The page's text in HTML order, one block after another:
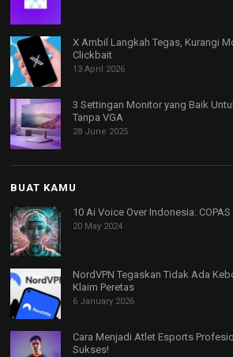
X Ambil Langkah Tegas, Kurangi
Clickbait
13 April 2026
3 Settingan Monitor yang Baik
Tanpa VGA
28 June 2025
BUAT KAMU
10 Ai Voice Over Indonesia:
20 May 2024
NordVPN Tegaskan Tidak Ada
Klaim Peretas
6 January 2026
Cara Menjadi Atlet Esports
Sukses!